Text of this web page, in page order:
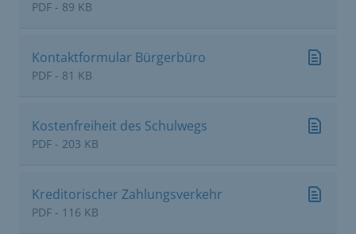
PDF - 89 KB
Kontaktformular Bürgerbüro
PDF - 81 KB
Kostenfreiheit des Schulwegs
PDF - 203 KB
Kreditorischer Zahlungsverkehr
PDF - 116 KB